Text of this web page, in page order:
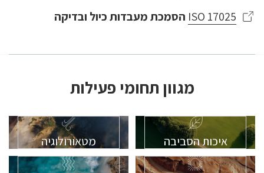
ISO 17025 הסמכת מעבדות כיול ובדיקה
מגוון תחומי פעילות
איכות הסביבה מטאורולוגיה